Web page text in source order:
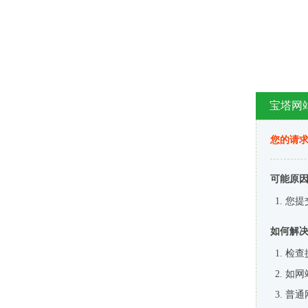
宝塔网
您的请
可能原
您提
如何解
检查
如网
普通